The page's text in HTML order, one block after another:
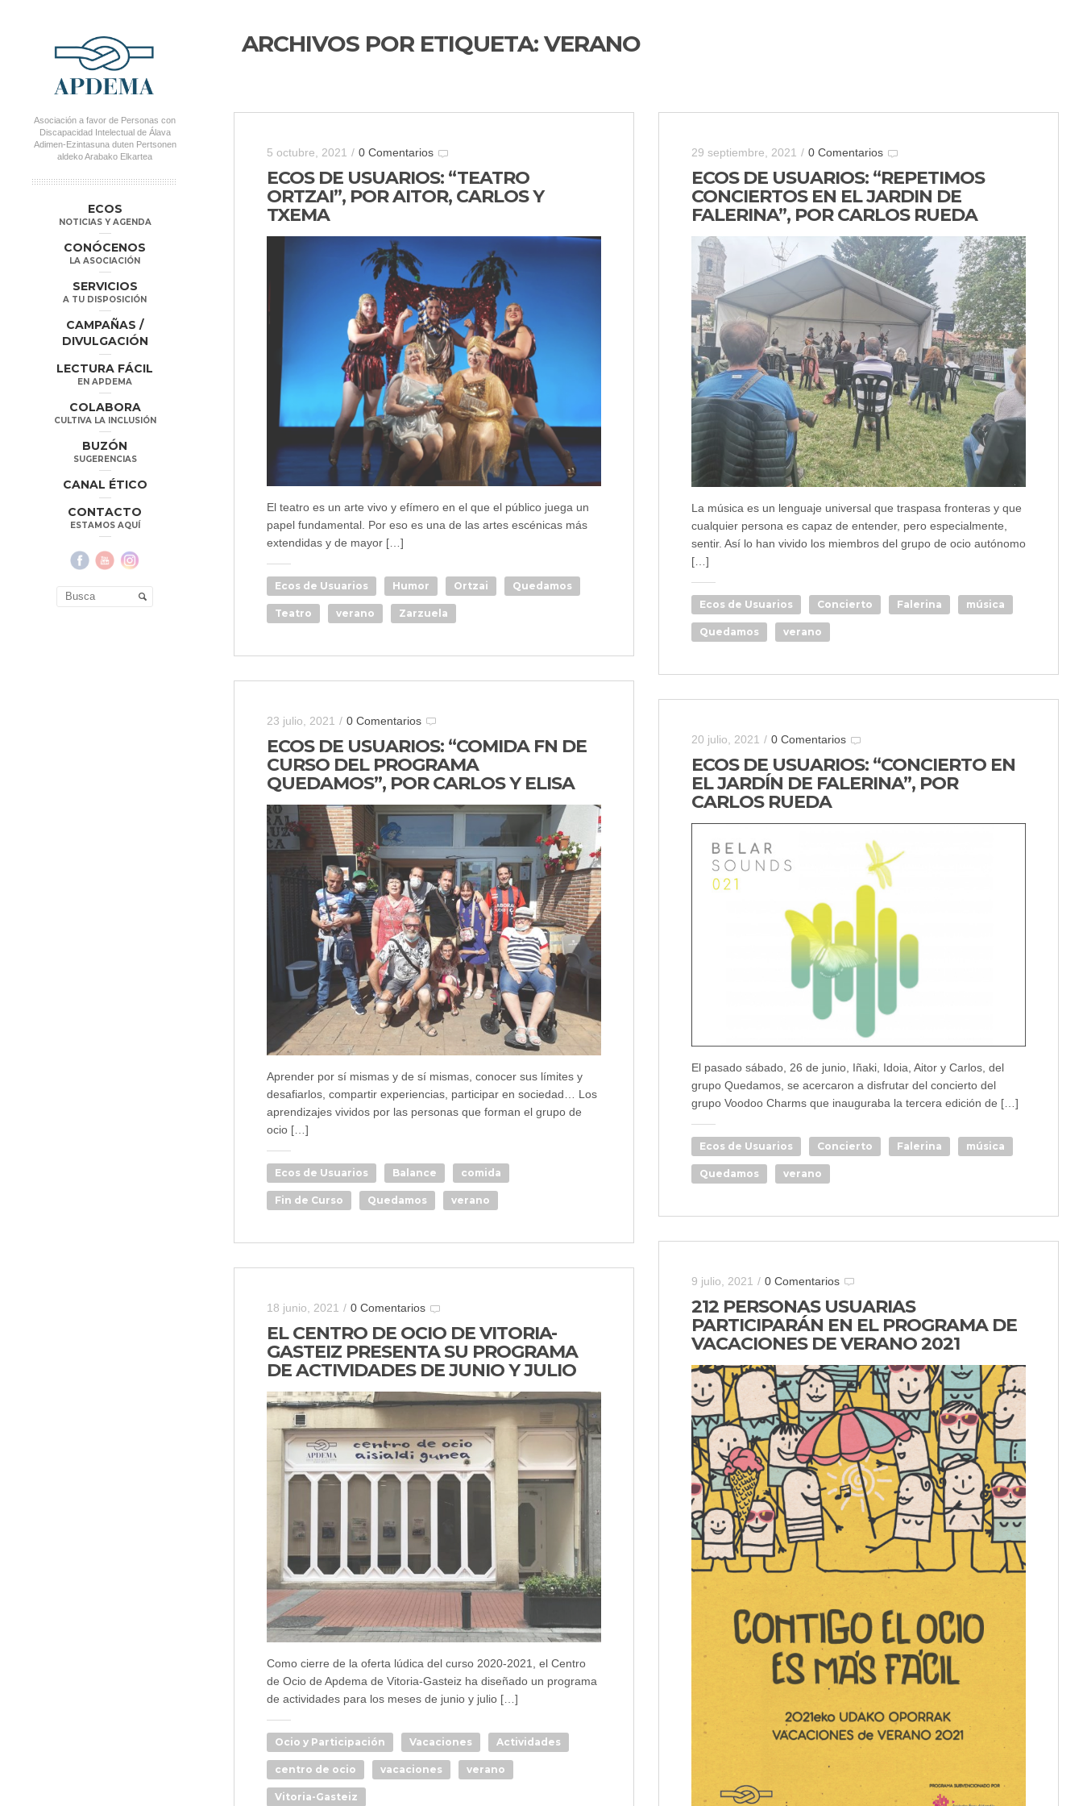
Asociación a favor de Personas con
Discapacidad Intelectual de Álava
Adimen-Ezintasuna duten Pertsonen
aldeko Arabako Elkartea
contenido
contenido
ECOS
NOTICIAS Y AGENDA
CONÓCENOS
LA ASOCIACIÓN
SERVICIOS
A TU DISPOSICIÓN
CAMPAÑAS /
DIVULGACIÓN
LECTURA FÁCIL
EN APDEMA
COLABORA
CULTIVA LA INCLUSIÓN
BUZÓN
SUGERENCIAS
CANAL ÉTICO
CONTACTO
ESTAMOS AQUÍ
ARCHIVOS POR ETIQUETA: VERANO
5 octubre, 2021 / 0 Comentarios
ECOS DE USUARIOS: “TEATRO
ORTZAI”, POR AITOR, CARLOS Y
TXEMA
El teatro es un arte vivo y efímero en el que el público juega un
papel fundamental. Por eso es una de las artes escénicas más
extendidas y de mayor […]
Ecos de Usuarios Humor Ortzai Quedamos
Teatro verano Zarzuela
29 septiembre, 2021 / 0 Comentarios
ECOS DE USUARIOS: “REPETIMOS
CONCIERTOS EN EL JARDIN DE
FALERINA”, POR CARLOS RUEDA
La música es un lenguaje universal que traspasa fronteras y que
cualquier persona es capaz de entender, pero especialmente,
sentir. Así lo han vivido los miembros del grupo de ocio autónomo
[…]
Ecos de Usuarios Concierto Falerina música
Quedamos verano
23 julio, 2021 / 0 Comentarios
ECOS DE USUARIOS: “COMIDA FN DE
CURSO DEL PROGRAMA
QUEDAMOS”, POR CARLOS Y ELISA
Aprender por sí mismas y de sí mismas, conocer sus límites y
desafiarlos, compartir experiencias, participar en sociedad… Los
aprendizajes vividos por las personas que forman el grupo de
ocio […]
Ecos de Usuarios Balance comida
Fin de Curso Quedamos verano
20 julio, 2021 / 0 Comentarios
ECOS DE USUARIOS: “CONCIERTO EN
EL JARDÍN DE FALERINA”, POR
CARLOS RUEDA
El pasado sábado, 26 de junio, Iñaki, Idoia, Aitor y Carlos, del
grupo Quedamos, se acercaron a disfrutar del concierto del
grupo Voodoo Charms que inauguraba la tercera edición de […]
Ecos de Usuarios Concierto Falerina música
Quedamos verano
9 julio, 2021 / 0 Comentarios
212 PERSONAS USUARIAS
PARTICIPARÁN EN EL PROGRAMA DE
VACACIONES DE VERANO 2021
18 junio, 2021 / 0 Comentarios
EL CENTRO DE OCIO DE VITORIA-
GASTEIZ PRESENTA SU PROGRAMA
DE ACTIVIDADES DE JUNIO Y JULIO
Como cierre de la oferta lúdica del curso 2020-2021, el Centro
de Ocio de Apdema de Vitoria-Gasteiz ha diseñado un programa
de actividades para los meses de junio y julio […]
Ocio y Participación Vacaciones Actividades
centro de ocio vacaciones verano
Vitoria-Gasteiz